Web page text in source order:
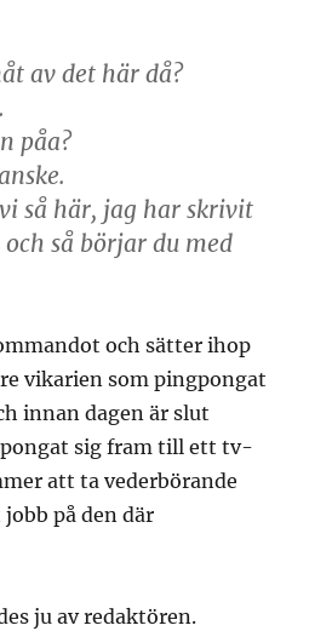
av det här då?
påa?
så här, jag har skrivit
så börjar du med
och sätter ihop
vikarien som pingpongat
innan dagen är slut
sig fram till ett tv-
att ta vederbörande
på den där
ju av redaktören.